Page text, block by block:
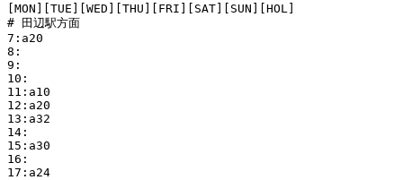
[MON][TUE][WED][THU][FRI][SAT][SUN][HOL]
# 田辺駅方面
7:a20
8:
9:
10:
11:a10
12:a20
13:a32
14:
15:a30
16:
17:a24